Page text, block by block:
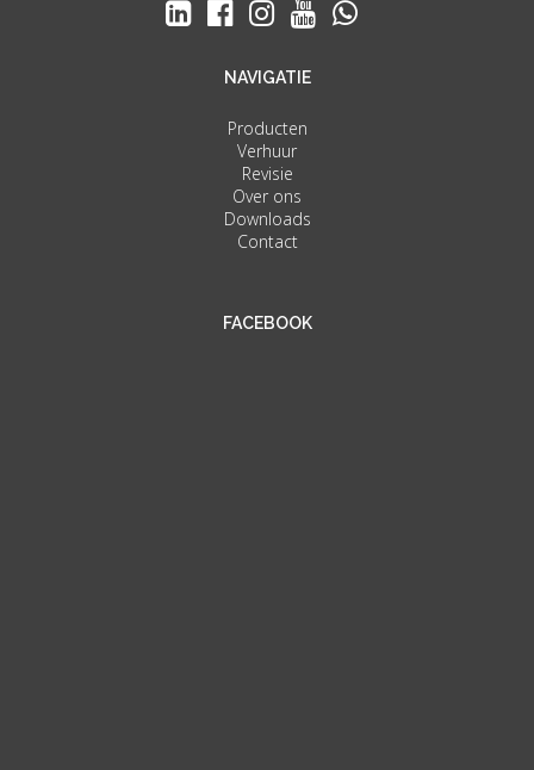
NAVIGATIE
Producten
Verhuur
Revisie
Over ons
Downloads
Contact
FACEBOOK